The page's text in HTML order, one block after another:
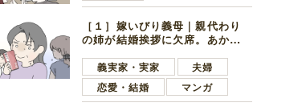
［１］嫁いびり義母｜親代わり
の姉が結婚挨拶に欠席。あから
義実家・実家
夫婦
恋愛・結婚
マンガ